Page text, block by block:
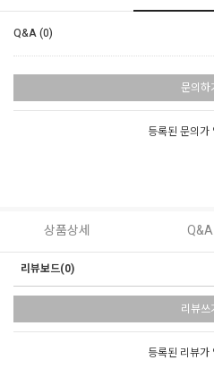
Q&A (0)
문의하
등록된 문의가
상품상세 Q&A
리뷰보드(0)
리뷰쓰
등록된 리뷰가